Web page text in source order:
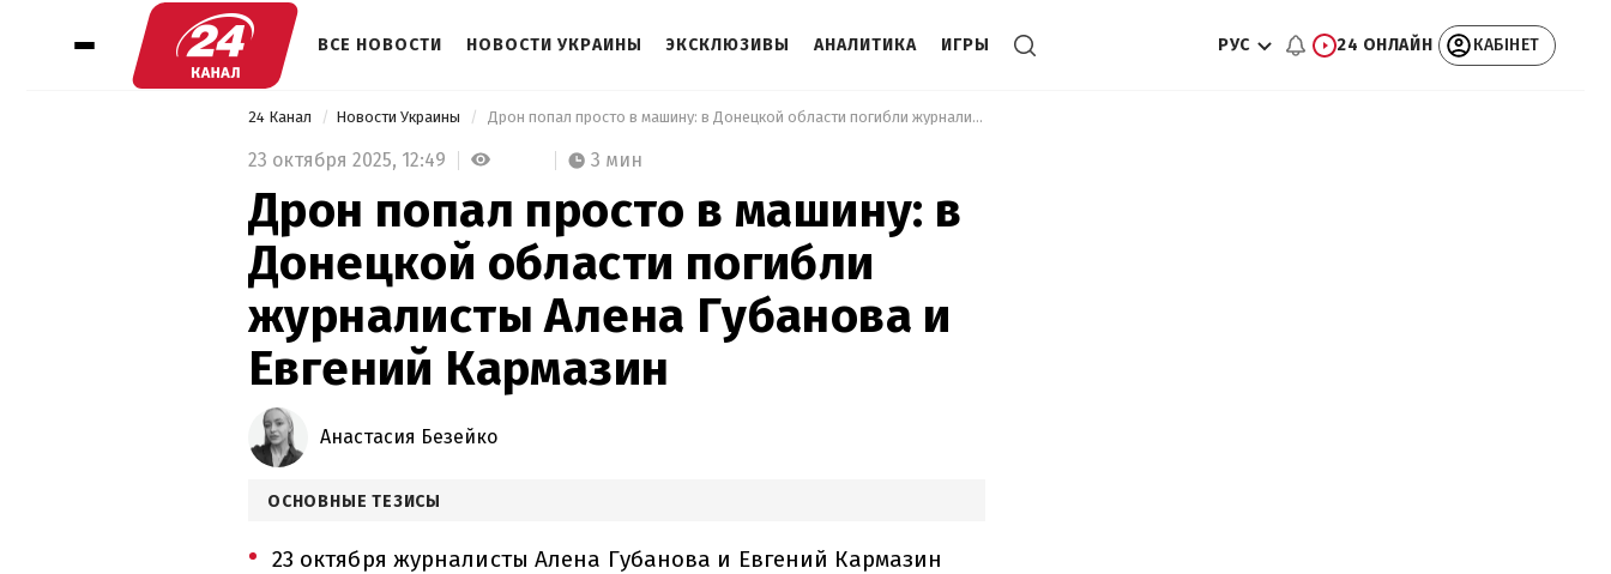
ВСЕ НОВОСТИ НОВОСТИ УКРАИНЫ ЭКСКЛЮЗИВЫ АНАЛИТИКА ИГРЫ РУС 24 ОНЛАЙН КАБІНЕТ
24 Канал Новости Украины Дрон попал просто в машину: в Донецкой области погибли журналисты Алена Губанова и Евгений Кармазин
23 октября 2025, 12:49 3 мин
Дрон попал просто в машину: в
Донецкой области погибли
журналисты Алена Губанова и
Евгений Кармазин
Анастасия Безейко
ОСНОВНЫЕ ТЕЗИСЫ
23 октября журналисты Алена Губанова и Евгений Кармазин